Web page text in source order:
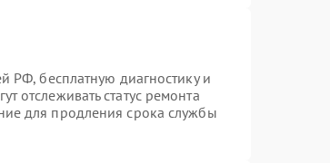
РФ, бесплатную диагностику и
отслеживать статус ремонта
для продления срока службы